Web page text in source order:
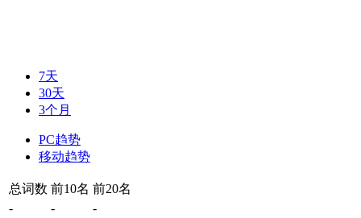
7天
30天
3个月
PC趋势
移动趋势
总词数 前10名 前20名
-
-
-